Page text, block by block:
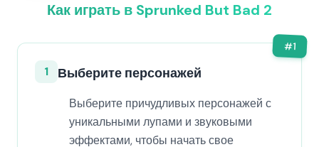
Как играть в Sprunked But Bad 2
#1
1 Выберите персонажей
Выберите причудливых персонажей с
уникальными лупами и звуковыми
эффектами, чтобы начать свое